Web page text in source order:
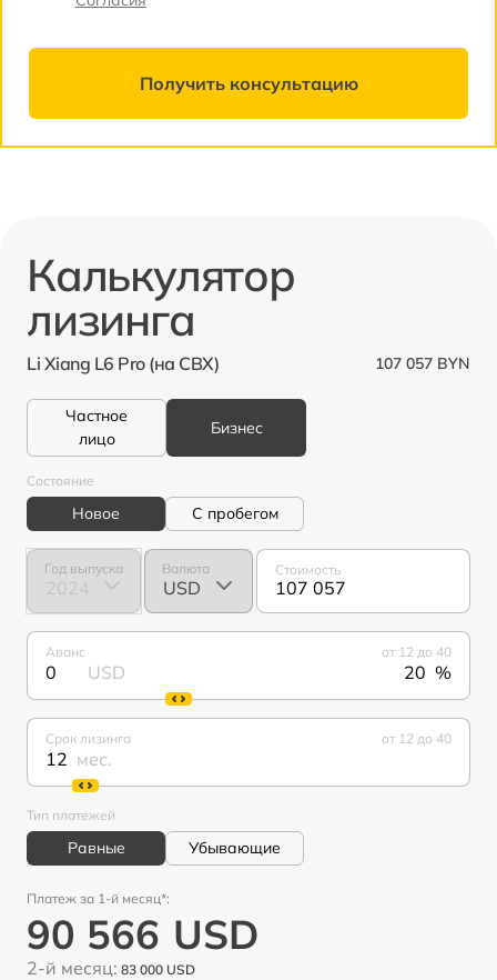
Получить консультацию
Калькулятор
лизинга
Li Xiang L6 Pro (на СВХ) 107 057 BYN
Частное
лицо
Бизнес
Состояние
Новое С пробегом
Год выпуска Валюта Стоимость
107 057
Аванс
0 USD
от 12 до 40
%
Срок лизинга
мес.
от 12 до 40
Тип платежей
Равные Убывающие
Платеж за 1-й месяц*:
90 566 USD
2-й месяц: 83 000 USD